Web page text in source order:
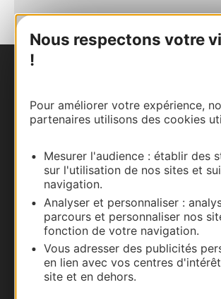
Nous respectons votre
!
Pour améliorer votre expérience,
partenaires utilisons des cookies
Mesurer l'audience : établir des
sur l'utilisation de nos sites et
navigation.
Analyser et personnaliser :
parcours et personnaliser nos
fonction de votre navigation.
Vous adresser des publicités
en lien avec vos centres
site et en dehors.
Carte interactive